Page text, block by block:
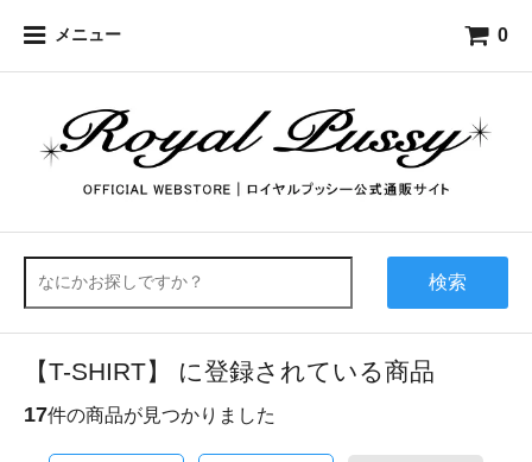
メニュー 0
検索
【T-SHIRT】 に登録されている商品
17件の商品が見つかりました